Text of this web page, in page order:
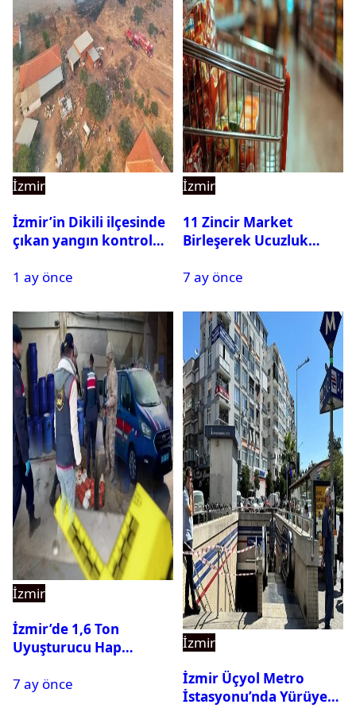
İzmir
İzmir’in Dikili ilçesinde
çıkan yangın kontrol
1 ay önce
İzmir
11 Zincir Market
Birleşerek Ucuzluk
7 ay önce
İzmir
İzmir’de 1,6 Ton
Uyuşturucu Hap
Geçirildi
7 ay önce
İzmir
İzmir Üçyol Metro
İstasyonu’nda Yürüyen